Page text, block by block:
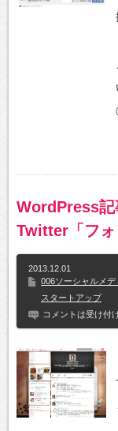
WordPress記
Twitter「フォ
2013.12.01
006ソーシャルメ
スタートアップ
コメントは受け付